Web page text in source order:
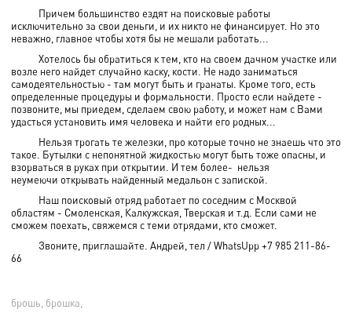
Причем большинство ездят на поисковые работы
исключительно за свои деньги, и их никто не финансирует. Но это
неважно, главное чтобы хотя бы не мешали работать...
Хотелось бы обратиться к тем, кто на своем дачном участке или
возле него найдет случайно каску, кости. Не надо заниматься
самодеятельностью - там могут быть и гранаты. Кроме того, есть
определенные процедуры и формальности. Просто если найдете -
позвоните, мы приедем, сделаем свою работу, и может нам с Вами
удасться установить имя человека и найти его родных...
Нельзя трогать те железки, про которые точно не знаешь что это
такое. Бутылки с непонятной жидкостью могут быть тоже опасны, и
взорваться в руках при открытии. И тем более- нельзя
неумеючи открывать найденный медальон с запиской.
Наш поисковый отряд работает по соседним с Москвой
областям - Смоленская, Калкужская, Тверская и т.д. Если сами не
сможем поехать, свяжемся с теми отрядами, кто сможет.
Звоните, приглашайте. Андрей, тел / WhatsUpp +7 985 211-86-
66
брошь, брошка,